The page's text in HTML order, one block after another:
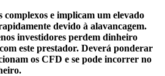
e implicam um elevado
devido à alavancagem.
investidores perdem dinheiro
este prestador. Deverá ponderar
os CFD e se pode incorrer no